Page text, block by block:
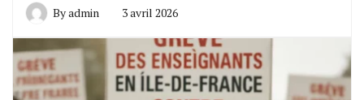
Byadmin 3 avril 2026